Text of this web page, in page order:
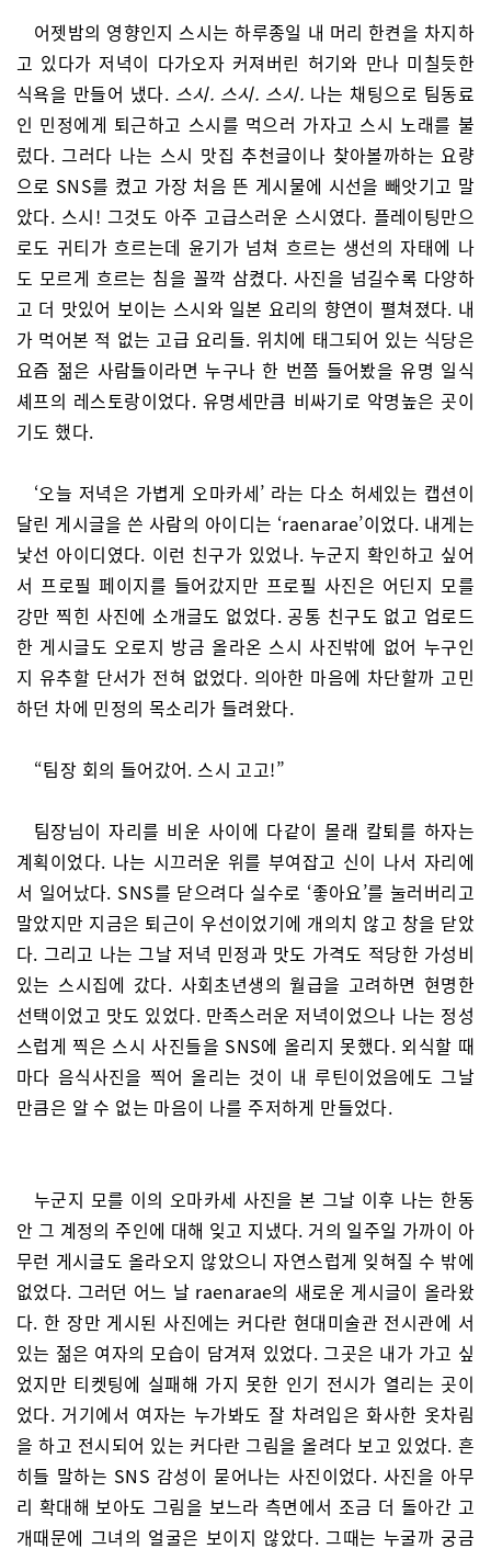
어젯밤의 영향인지 스시는 하루종일 내 머리 한켠을 차지하
고 있다가 저녁이 다가오자 커져버린 허기와 만나 미칠듯한
식욕을 만들어 냈다. 스시. 스시. 스시. 나는 채팅으로 팀동료
인 민정에게 퇴근하고 스시를 먹으러 가자고 스시 노래를 불
렀다. 그러다 나는 스시 맛집 추천글이나 찾아볼까하는 요량
으로 SNS를 켰고 가장 처음 뜬 게시물에 시선을 빼앗기고 말
았다. 스시! 그것도 아주 고급스러운 스시였다. 플레이팅만으
로도 귀티가 흐르는데 윤기가 넘쳐 흐르는 생선의 자태에 나
도 모르게 흐르는 침을 꼴깍 삼켰다. 사진을 넘길수록 다양하
고 더 맛있어 보이는 스시와 일본 요리의 향연이 펼쳐졌다. 내
가 먹어본 적 없는 고급 요리들. 위치에 태그되어 있는 식당은
요즘 젊은 사람들이라면 누구나 한 번쯤 들어봤을 유명 일식
셰프의 레스토랑이었다. 유명세만큼 비싸기로 악명높은 곳이
기도 했다.
‘오늘 저녁은 가볍게 오마카세’ 라는 다소 허세있는 캡션이
달린 게시글을 쓴 사람의 아이디는 ‘raenarae’이었다. 내게는
낯선 아이디였다. 이런 친구가 있었나. 누군지 확인하고 싶어
서 프로필 페이지를 들어갔지만 프로필 사진은 어딘지 모를
강만 찍힌 사진에 소개글도 없었다. 공통 친구도 없고 업로드
한 게시글도 오로지 방금 올라온 스시 사진밖에 없어 누구인
지 유추할 단서가 전혀 없었다. 의아한 마음에 차단할까 고민
하던 차에 민정의 목소리가 들려왔다.
“팀장 회의 들어갔어. 스시 고고!”
팀장님이 자리를 비운 사이에 다같이 몰래 칼퇴를 하자는
계획이었다. 나는 시끄러운 위를 부여잡고 신이 나서 자리에
서 일어났다. SNS를 닫으려다 실수로 ‘좋아요’를 눌러버리고
말았지만 지금은 퇴근이 우선이었기에 개의치 않고 창을 닫았
다. 그리고 나는 그날 저녁 민정과 맛도 가격도 적당한 가성비
있는 스시집에 갔다. 사회초년생의 월급을 고려하면 현명한
선택이었고 맛도 있었다. 만족스러운 저녁이었으나 나는 정성
스럽게 찍은 스시 사진들을 SNS에 올리지 못했다. 외식할 때
마다 음식사진을 찍어 올리는 것이 내 루틴이었음에도 그날
만큼은 알 수 없는 마음이 나를 주저하게 만들었다.
누군지 모를 이의 오마카세 사진을 본 그날 이후 나는 한동
안 그 계정의 주인에 대해 잊고 지냈다. 거의 일주일 가까이 아
무런 게시글도 올라오지 않았으니 자연스럽게 잊혀질 수 밖에
없었다. 그러던 어느 날 raenarae의 새로운 게시글이 올라왔
다. 한 장만 게시된 사진에는 커다란 현대미술관 전시관에 서
있는 젊은 여자의 모습이 담겨져 있었다. 그곳은 내가 가고 싶
었지만 티켓팅에 실패해 가지 못한 인기 전시가 열리는 곳이
었다. 거기에서 여자는 누가봐도 잘 차려입은 화사한 옷차림
을 하고 전시되어 있는 커다란 그림을 올려다 보고 있었다. 흔
히들 말하는 SNS 감성이 묻어나는 사진이었다. 사진을 아무
리 확대해 보아도 그림을 보느라 측면에서 조금 더 돌아간 고
개때문에 그녀의 얼굴은 보이지 않았다. 그때는 누굴까 궁금